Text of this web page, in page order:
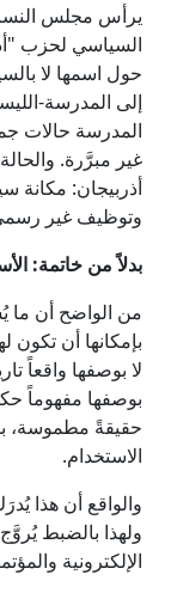
يرأس مجلس النساء
السياسي لحزب
حول اسمها لا
إلى المدرسة-
المدرسة حالات
غير مبرَّرة.
أذربيجان: مكانة
وتوظيف غير
بدلاً من خاتمة:
من الواضح أن ما
بإمكانها أن تكون
لا بوصفها واقعاً
بوصفها مفهوماً
حقيقةً مطموسة،
الاستخدام.
والواقع أن هذا
ولهذا بالضبط
الإلكترونية